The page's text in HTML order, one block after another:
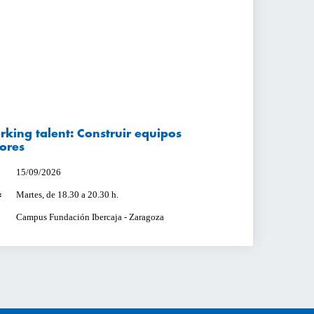
talent: Construir equipos
15/09/2026
Martes, de 18.30 a 20.30 h.
Campus Fundación Ibercaja - Zaragoza